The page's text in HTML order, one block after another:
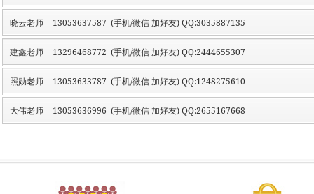
晓云老师 13053637587 (手机/微信 加好友) QQ:3035887135
建鑫老师 13296468772 (手机/微信 加好友) QQ:2444655307
照勋老师 13053633787 (手机/微信 加好友) QQ:1248275610
大伟老师 13053636996 (手机/微信 加好友) QQ:2655167668